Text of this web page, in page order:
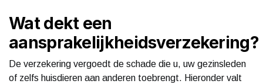
Wat dekt een
aansprakelijkheidsverzekering?
De verzekering vergoedt de schade die u, uw gezinsleden
of zelfs huisdieren aan anderen toebrengt. Hieronder valt